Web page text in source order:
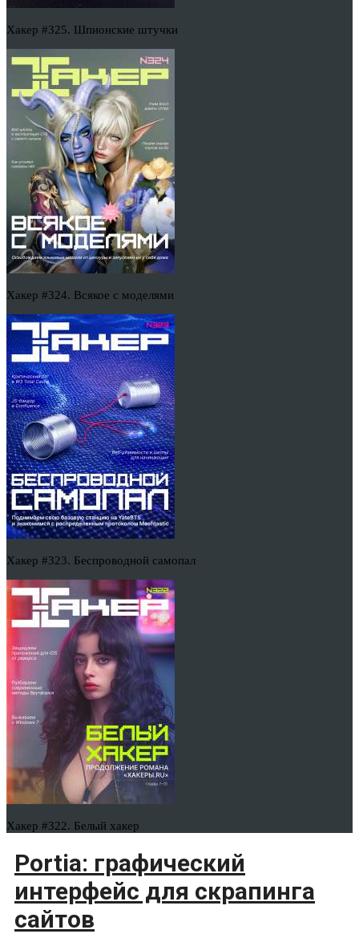
Хакер #325. Шпионские штучки
Хакер #324. Всякое с моделями
Хакер #323. Беспроводной самопал
Хакер #322. Белый хакер
Portia: графический
интерфейс для скрапинга
сайтов